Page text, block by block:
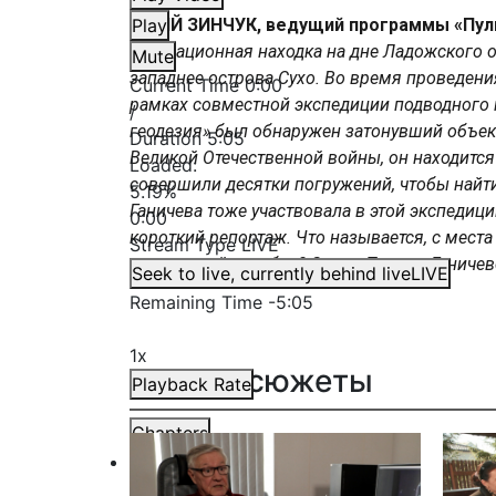
Play
Mute
Current Time0:00
/
Duration5:05
Loaded:
5.19%
0:00
Stream TypeLIVE
Seek to live, currently behind liveLIVE
Remaining Time -5:05
1x
Playback Rate
Chapters
Chapters
ЮРИЙ ЗИНЧУК, ведущий программы
«Сенсационная находка на дне
западнее острова Сухо. Во время
рамках совместной экспедиции
геодезия» был обнаружен затонувший
Великой Отечественной войны, он
совершили десятки погружений, чтобы
Ганичева тоже участвовала в этой
короткий репортаж. Что называется, с
затонувший корабль? Слово Полине
Другие сюжеты